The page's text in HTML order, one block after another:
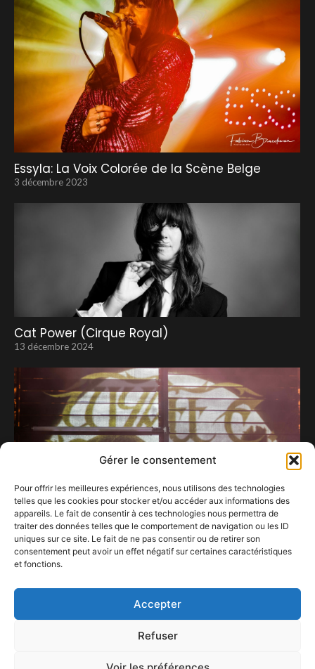
Gérer le consentement
Pour offrir les meilleures expériences, nous utilisons des technologies
telles que les cookies pour stocker et/ou accéder aux informations des
appareils. Le fait de consentir à ces technologies nous permettra de
traiter des données telles que le comportement de navigation ou les ID
uniques sur ce site. Le fait de ne pas consentir ou de retirer son
consentement peut avoir un effet négatif sur certaines caractéristiques
et fonctions.
Accepter
Refuser
Essyla: La Voix Colorée de la Scène Belge
3 décembre 2023
Cat Power (Cirque Royal)
13 décembre 2024
29 avril 2023